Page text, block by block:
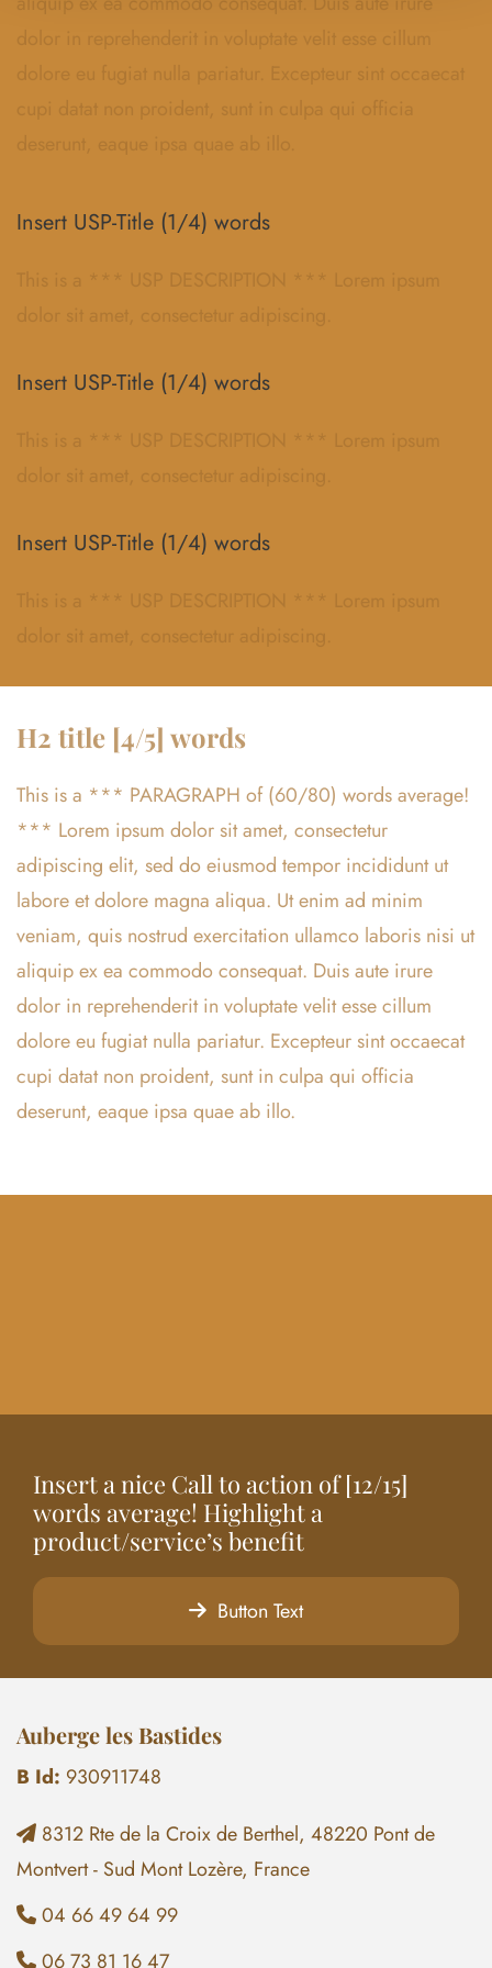
dolor in reprehenderit in voluptate velit esse cillum
Insert USP-Title (1/4) words
Insert USP-Title (1/4) words
Insert USP-Title (1/4) words
H2 title [4/5] words
This is a *** PARAGRAPH of (60/80) words average!
*** Lorem ipsum dolor sit amet, consectetur
adipiscing elit, sed do eiusmod tempor incididunt ut
labore et dolore magna aliqua. Ut enim ad minim
veniam, quis nostrud exercitation ullamco laboris nisi ut
aliquip ex ea commodo consequat. Duis aute irure
dolor in reprehenderit in voluptate velit esse cillum
dolore eu fugiat nulla pariatur. Excepteur sint occaecat
cupi datat non proident, sunt in culpa qui officia
deserunt, eaque ipsa quae ab illo.
Insert a nice Call to action of [12/15]
words average! Highlight a
product/service’s benefit
Button Text
Auberge les Bastides
B Id: 930911748
 8312 Rte de la Croix de Berthel, 48220 Pont de
Montvert - Sud Mont Lozère, France
 04 66 49 64 99
 06 73 81 16 47